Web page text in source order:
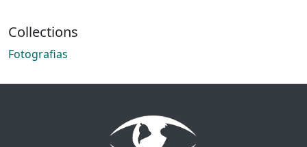
Collections
Fotografias